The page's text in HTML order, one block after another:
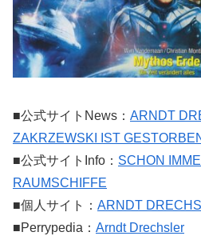
■公式サイトNews： ARNDT
ZAKRZEWSKI IST
■公式サイトInfo： SCHON
RAUMSCHIFFE
■個人サイト： ARNDT
■Perrypedia： Arndt Drechsler